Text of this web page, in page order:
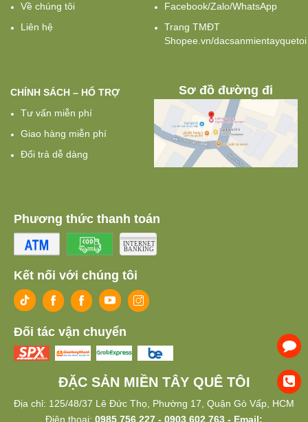
Về chúng tôi
Liên hệ
Facebook/Zalo/WhatsApp
Trang TMĐT
Shopee.vn/dacsanmientayquetoi
CHÍNH SÁCH – HỔ TRỢ
Tư vấn miễn phí
Giao hàng miễn phí
Đổi trả dễ dàng
Sơ đồ đường đi
Phương thức thanh toán
Kết nối với chúng tôi
Đối tác vận chuyển
ĐẶC SẢN MIỀN TÂY QUÊ TÔI
Địa chỉ: 125/48/37 Lê Đức Thọ, Phường 17, Quận Gò Vấp, HCM
Điện thoại: 0985 756 227 - 0903 602 763 - Email: